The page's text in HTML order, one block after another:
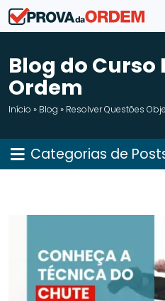
Blog do Curso
Ordem
Início » Blog » Resolver Questões
Categorias de